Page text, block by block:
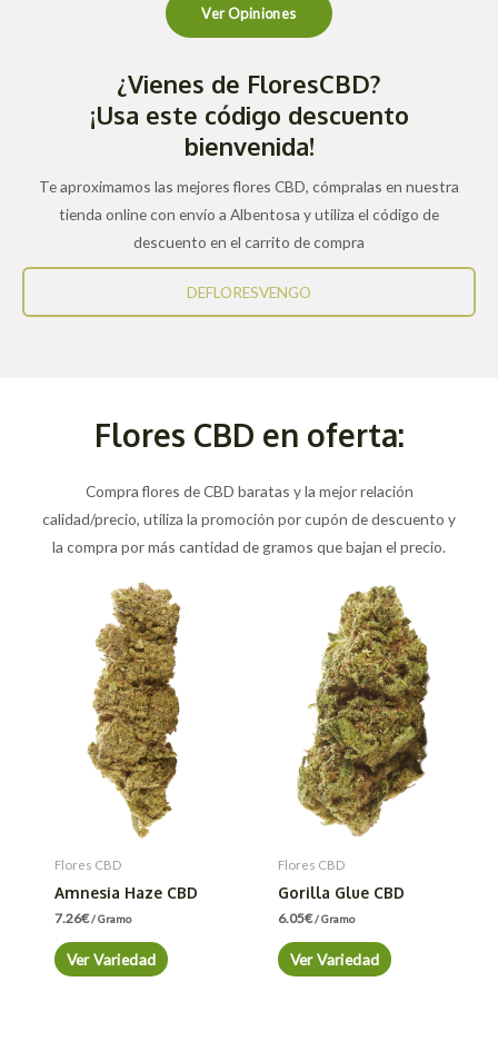
Ver Opiniones
¿Vienes de FloresCBD?
¡Usa este código descuento
bienvenida!
Te aproximamos las mejores flores CBD, cómpralas en nuestra
tienda online con envío a Albentosa y utiliza el código de
descuento en el carrito de compra
DEFLORESVENGO
Flores CBD en oferta:
Compra flores de CBD baratas y la mejor relación
calidad/precio, utiliza la promoción por cupón de descuento y
la compra por más cantidad de gramos que bajan el precio.
Flores CBD
Amnesia Haze CBD
7.26€/ Gramo
Ver Variedad
Flores CBD
Gorilla Glue CBD
6.05€/ Gramo
Ver Variedad